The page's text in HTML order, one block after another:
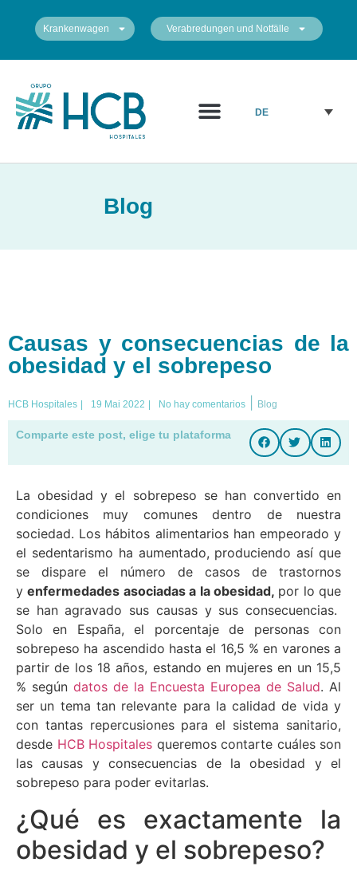
Krankenwagen Verabredungen und Notfälle
DE
Blog
Causas y consecuencias de la
obesidad y el sobrepeso
HCB Hospitales | 19 Mai 2022 | No hay comentarios Blog
Comparte este post, elige tu plataforma
La obesidad y el sobrepeso se han convertido en
condiciones muy comunes dentro de nuestra
sociedad. Los hábitos alimentarios han empeorado y
el sedentarismo ha aumentado, produciendo así que
se dispare el número de casos de trastornos
yenfermedades asociadas a la obesidad, por lo que
se han agravado sus causas y sus consecuencias.
Solo en España, el porcentaje de personas con
sobrepeso ha ascendido hasta el 16,5 % en varones a
partir de los 18 años, estando en mujeres en un 15,5
% según datos de la Encuesta Europea de Salud. Al
ser un tema tan relevante para la calidad de vida y
con tantas repercusiones para el sistema sanitario,
desde HCB Hospitales queremos contarte cuáles son
las causas y consecuencias de la obesidad y el
sobrepeso para poder evitarlas.
¿Qué es exactamente la
obesidad y el sobrepeso?